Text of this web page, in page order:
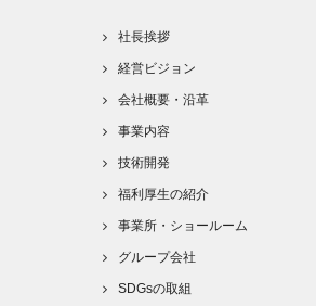
社長挨拶
経営ビジョン
会社概要・沿革
事業内容
技術開発
福利厚生の紹介
事業所・ショールーム
グループ会社
SDGsの取組